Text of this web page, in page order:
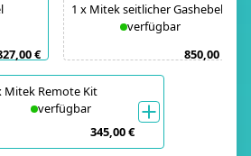
€
1 x Mitek seitlicher Gashebel
verfügbar
850,00 €
Mitek Remote Kit
verfügbar
345,00 €